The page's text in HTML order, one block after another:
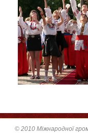
© 2010 Міжнародної